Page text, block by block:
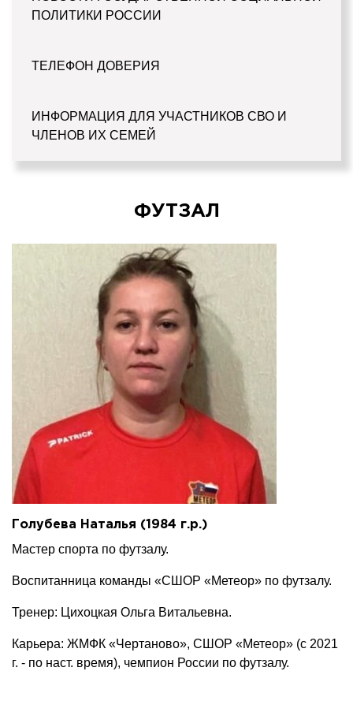
ПОЛИТИКИ РОССИИ
ТЕЛЕФОН ДОВЕРИЯ
ИНФОРМАЦИЯ ДЛЯ УЧАСТНИКОВ СВО И
ЧЛЕНОВ ИХ СЕМЕЙ
ФУТЗАЛ
Голубева Наталья (1984 г.р.)
Мастер спорта по футзалу.
Воспитанница команды «СШОР «Метеор» по футзалу.
Тренер: Цихоцкая Ольга Витальевна.
Карьера: ЖМФК «Чертаново», СШОР «Метеор» (с 2021
г. - по наст. время), чемпион России по футзалу.